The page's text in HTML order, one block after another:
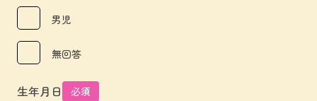
男児
無回答
生年月日 必須